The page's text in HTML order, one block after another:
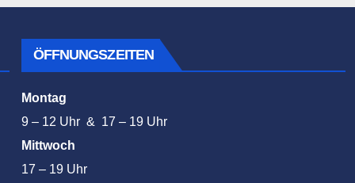
ÖFFNUNGSZEITEN
Montag
9 – 12 Uhr & 17 – 19 Uhr
Mittwoch
17 – 19 Uhr